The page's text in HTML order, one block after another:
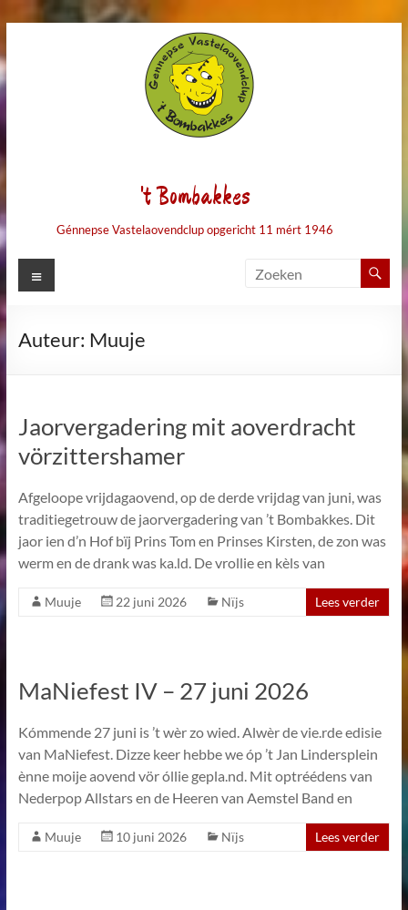
de
inhoud
't Bombakkes
Génnepse Vastelaovendclup opgericht 11 mért 1946
Menu
Auteur: Muuje
Jaorvergadering mit aoverdracht
vörzittershamer
Afgeloope vrijdagaovend, op de derde vrijdag van juni, was
traditiegetrouw de jaorvergadering van ’t Bombakkes. Dit
jaor ien d’n Hof bïj Prins Tom en Prinses Kirsten, de zon was
werm en de drank was ka.ld. De vrollie en kèls van
Muuje 22 juni 2026 Nïjs Lees verder
MaNiefest IV – 27 juni 2026
Kómmende 27 juni is ’t wèr zo wied. Alwèr de vie.rde edisie
van MaNiefest. Dizze keer hebbe we óp ’t Jan Lindersplein
ènne moije aovend vör óllie gepla.nd. Mit optréédens van
Nederpop Allstars en de Heeren van Aemstel Band en
Muuje 10 juni 2026 Nïjs Lees verder